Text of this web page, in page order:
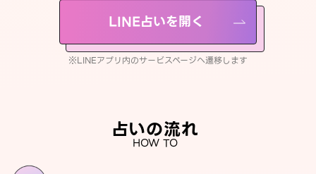
LINE占いを開く
※LINEアプリ内のサービスページへ遷移します
占いの流れ
HOW TO